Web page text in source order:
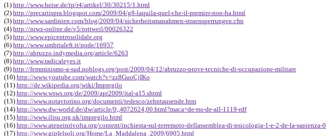
(1) http://www.heise.de/tp/r4/artikel/30/30215/1.html
(2) http://precariispra.blogspot.com/2009/04/g8-laquila-quel-che-il-premier-non-ha.html
(3) http://www.sardinien.com/blog/2009/04/sicherheitsmanahmen-straensperrungen.cfm
(4) http://nrwz-online.de/v5/rottweil/00026322
(5) http://www.epicentrosolidale.org
(6) http://www.umbrialeft.it/node/16957
(7) http://abruzzo.indymedia.org/article/6263
(8) http://www.radicaleyes.it
(9) http://femminismo-a-sud.noblogs.org/post/2009/04/12/abruzzo-prove-tecniche-di-occupazione-militare
(10) http://www.youtube.com/watch?v=zz8GuoCjIKo
(11) http://de.wikipedia.org/wiki/Impregilo
(12) http://www.wsws.org/de/2009/apr2009/ital-a15.shtml
(13) http://www.notavtorino.org/documenti/tedesco/zehntausende.htm
(14) http://www.dw-world.de/dw/article/0,,4072624,00.html?maca=de-rss-de-all-1119-rdf
(15) http://www.ilisu.org.uk/impregilo.html
(16) http://www.ateneinrivolta.org/content/inchiesta-sul-terremoto-dellassemblea-di-psicologia-1-e-2-de-la-sapienza-0
(17) http://www.gipfelsoli.org/Home/La_Maddalena_2009/6905.html